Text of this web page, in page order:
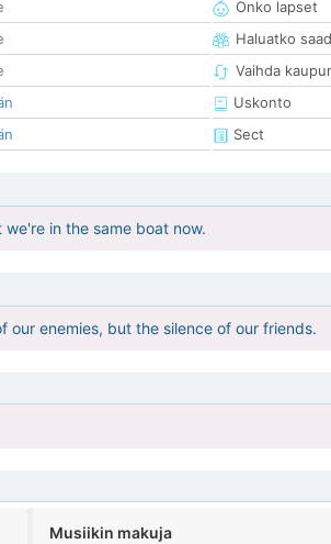
Onko lapset
Haluatko
Vaihda
Uskonto
Sect
in the same boat now.
our enemies, but the silence of our friends.
Musiikin makuja